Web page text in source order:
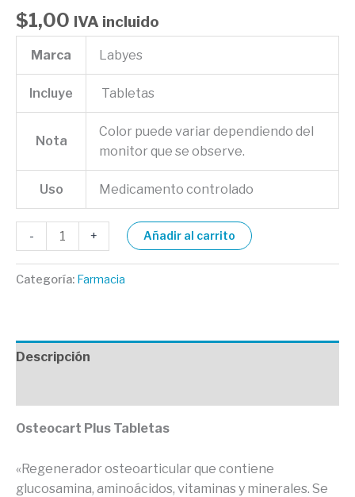
$1,00 IVA incluido
Marca Labyes
Incluye Tabletas
Nota
Color puede variar dependiendo del
monitor que se observe.
Uso Medicamento controlado
- + Añadir al carrito
Categoría: Farmacia
Descripción
Osteocart Plus Tabletas
«Regenerador osteoarticular que contiene
glucosamina, aminoácidos, vitaminas y minerales. Se